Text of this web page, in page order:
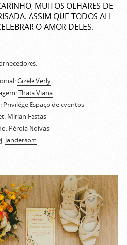
MUITOS OLHARES DE
ASSIM QUE TODOS ALI
O AMOR DELES.
Gizele Verly
Thata Viana
Privilége Espaço de eventos
Mirian Festas
Pérola Noivas
Jandersom